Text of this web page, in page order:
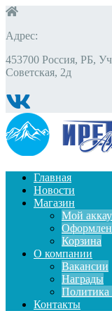
Адрес:
453700 Россия, РБ,
Советская, 2д
Главная
Новости
Магазин
Мой
Корзина
О компании
Вакансии
Награды
Политика
Контакты